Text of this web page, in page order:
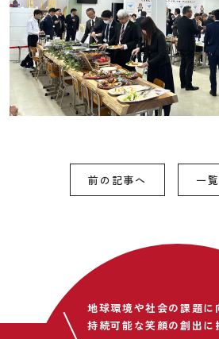
前の記事へ 一
地球環境や社会の課題に
持続可能な笑顔の創出に